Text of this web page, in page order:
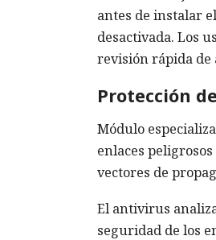
antes de instalar
desactivada. Los
revisión rápida de
Protección
Módulo
enlaces
vectores de
El antivirus
seguridad de los